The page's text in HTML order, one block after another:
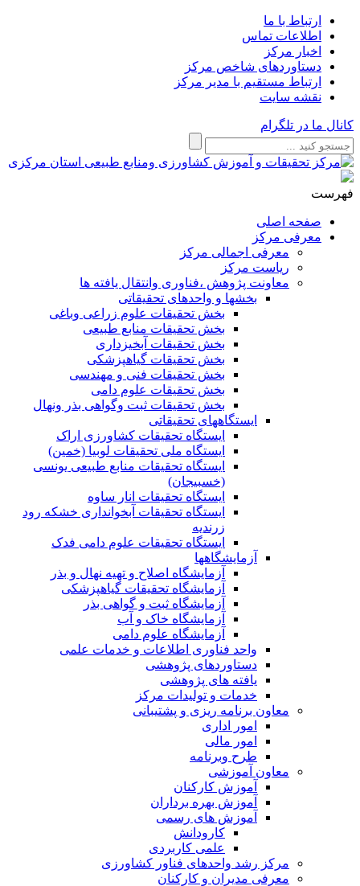
ارتباط با ما
اطلاعات تماس
اخبار مرکز
دستاوردهای شاخص مرکز
ارتباط مستقیم با مدیر مرکز
نقشه سایت
کانال ما در تلگرام
فهرست
صفحه اصلی
معرفی مرکز
معرفی اجمالی مرکز
ریاست مرکز
معاونت پژوهش ،فناوری وانتقال یافته ها
بخشها و واحدهای تحقیقاتی
بخش تحقیقات علوم زراعی وباغی
بخش تحقیقات منابع طبیعی
بخش تحقیقات آبخیزداری
بخش تحقیقات گیاهپزشکی
بخش تحقیقات فنی و مهندسی
بخش تحقیقات علوم دامی
بخش تحقیقات ثبت وگواهی بذر ونهال
ایستگاههای تحقیقاتی
ایستگاه تحقیقات کشاورزی اراک
ایستگاه ملی تحقیقات لوبیا (خمین)
ایستگاه تحقیقات منابع طبیعی یونسی
(خسبیجان)
ایستگاه تحقیقات انار ساوه
ایستگاه تحقیقات آبخوانداری خشکه رود
زرندیه
ایستگاه تحقیقات علوم دامی فدک
آزمایشگاهها
آزمایشگاه اصلاح و تهیه نهال و بذر
آزمایشگاه تحقیقات گیاهپزشکی
آزمایشگاه ثبت و گواهی بذر
آزمایشگاه خاک و آب
آزمایشگاه علوم دامی
واحد فناوری اطلاعات و خدمات علمی
دستاوردهای پژوهشی
یافته های پژوهشی
خدمات و تولیدات مرکز
معاون برنامه ریزی و پشتیبانی
امور اداری
امور مالی
طرح وبرنامه
معاون آموزشی
آموزش کارکنان
آموزش بهره برداران
آموزش های رسمی
کارودانش
علمی کاربردی
مرکز رشد واحدهای فناور کشاورزی
معرفی مدیران و کارکنان